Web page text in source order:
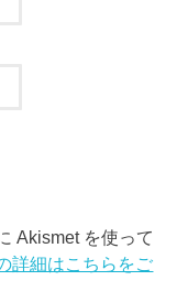
Akismet を使って
詳細はこちらをご